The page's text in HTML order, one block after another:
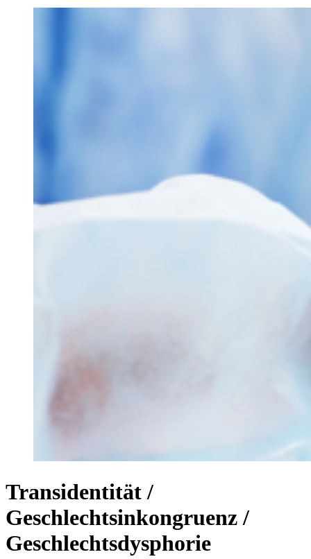
Transidentität /
Geschlechtsinkongruenz /
Geschlechtsdysphorie